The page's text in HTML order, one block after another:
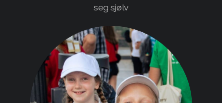
seg sjølv